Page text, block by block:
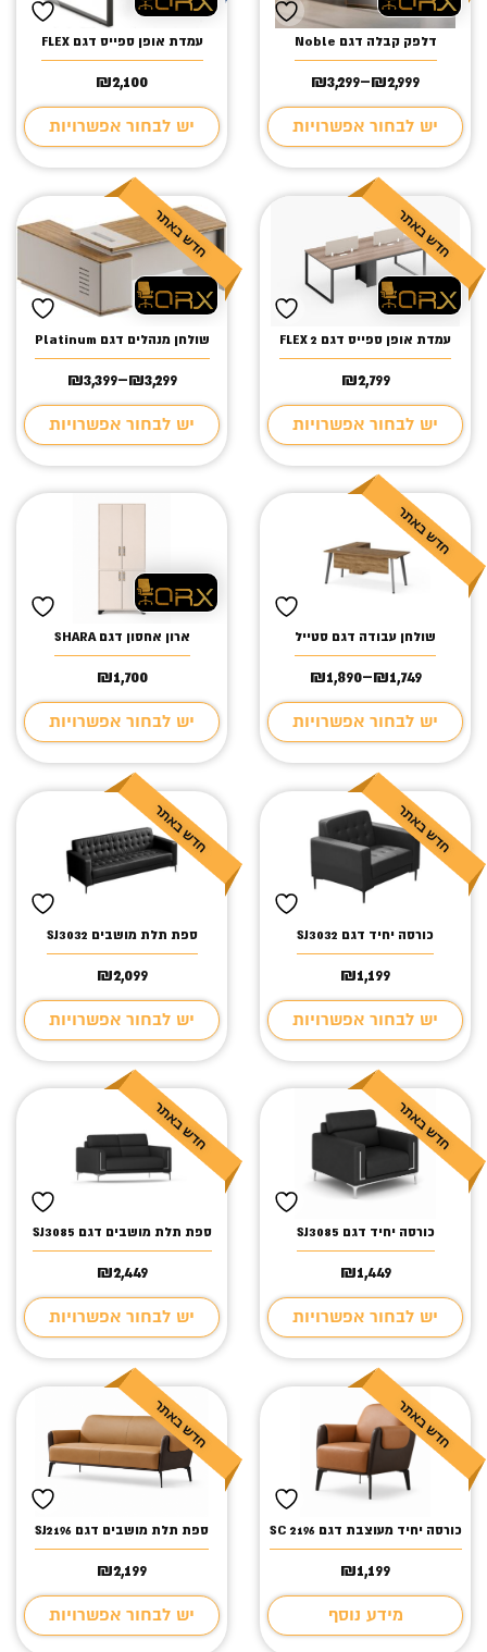
דלפק קבלה דגם Noble
₪2,999
–
₪3,299
טווח
מחירים:
⁦₪2,999⁩
עד
יש לבחור אפשרויות
עמדת אופן ספייס דגם FLEX
₪2,100
יש לבחור אפשרויות
עמדת אופן ספייס דגם FLEX 2
₪2,799
יש לבחור אפשרויות
שולחן מנהלים דגם Platinum
₪3,299
–
₪3,399
טווח
מחירים:
⁦₪3,299⁩
עד
יש לבחור אפשרויות
שולחן עבודה דגם סטייל
₪1,749
–
₪1,890
טווח
מחירים:
⁦₪1,749⁩
עד
יש לבחור אפשרויות
ארון אחסון דגם SHARA
₪1,700
יש לבחור אפשרויות
כורסה יחיד דגם SJ3032
₪1,199
יש לבחור אפשרויות
ספת תלת מושבים SJ3032
₪2,099
יש לבחור אפשרויות
כורסה יחיד דגם SJ3085
₪1,449
יש לבחור אפשרויות
ספת תלת מושבים דגם SJ3085
₪2,449
יש לבחור אפשרויות
כורסה יחיד מעוצבת דגם SC 2196
₪1,199
מידע נוסף
ספת תלת מושבים דגם SJ2196
₪2,199
יש לבחור אפשרויות